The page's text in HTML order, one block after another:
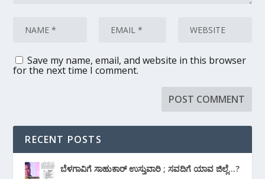
Save my name, email, and website in this browser
for the next time I comment.
RECENT POSTS
ಬೆಳಗಾವಿಗೆ ಸಾಹುಕಾರ್ ಉಸ್ತುವಾರಿ ; ಸವದಿಗೆ ಯಾವ ಜಿಲ್ಲೆ…?